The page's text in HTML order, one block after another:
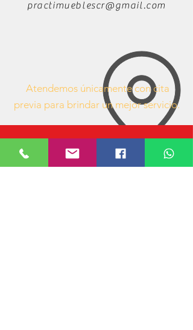
practimueblescr@gmail.com
Atendemos únicamente con cita
previa para brindar un mejor servicio.